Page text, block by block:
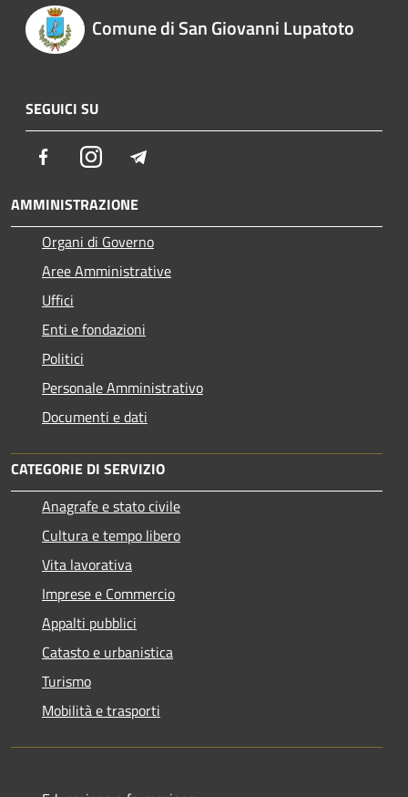
Comune di San Giovanni Lupatoto
SEGUICI SU
FacebookInstagram
AMMINISTRAZIONE
Organi di Governo
Aree Amministrative
Uffici
Enti e fondazioni
Politici
Personale Amministrativo
Documenti e dati
CATEGORIE DI SERVIZIO
Anagrafe e stato civile
Cultura e tempo libero
Vita lavorativa
Imprese e Commercio
Appalti pubblici
Catasto e urbanistica
Turismo
Mobilità e trasporti